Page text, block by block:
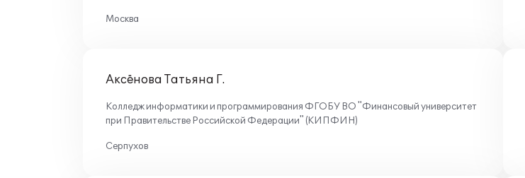
Москва
Аксёнова Татьяна Г.
Колледж информатики и программирования ФГОБУ ВО "Финансовый университет
при Правительстве Российской Федерации" (КИПФИН)
Серпухов